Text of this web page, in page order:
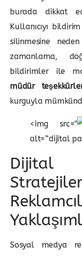
burada dikkat
Kullanıcıyı
silinmesine
zamanlama,
bildirimler ile
müdür
kurguyla
<img src="
alt=”dijital
Dijital
Sosyal medya